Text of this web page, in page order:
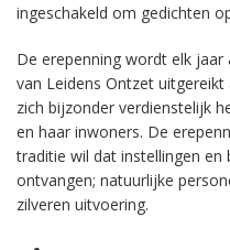
ingeschakeld om gedichten
De erepenning wordt elk
van Leidens Ontzet
zich bijzonder verdienstelijk
en haar inwoners. De
traditie wil dat instellingen en
ontvangen; natuurlijke
zilveren uitvoering.